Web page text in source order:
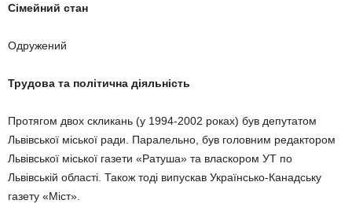
Сімейний стан
Одружений
Трудова та політична діяльність
Протягом двох скликань (у 1994-2002 роках) був депутатом
Львівської міської ради. Паралельно, був головним редактором
Львівської міської газети «Ратуша» та власкором УТ по
Львівській області. Також тоді випускав Українсько-Канадську
газету «Міст».